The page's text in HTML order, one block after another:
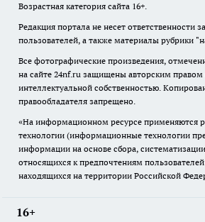
Возрастная категория сайта 16+.
Редакция портала не несет ответственности
пользователей, а также материалы рубрики
Все фотографические произведения,
на сайте 24nf.ru защищены авторским правом
интеллектуальной собственностью.
правообладателя запрещено.
«На информационном ресурсе применяются
технологии (информационные технологии
информации на основе сбора,
относящихся к предпочтениям
находящихся на территории Российской
16+